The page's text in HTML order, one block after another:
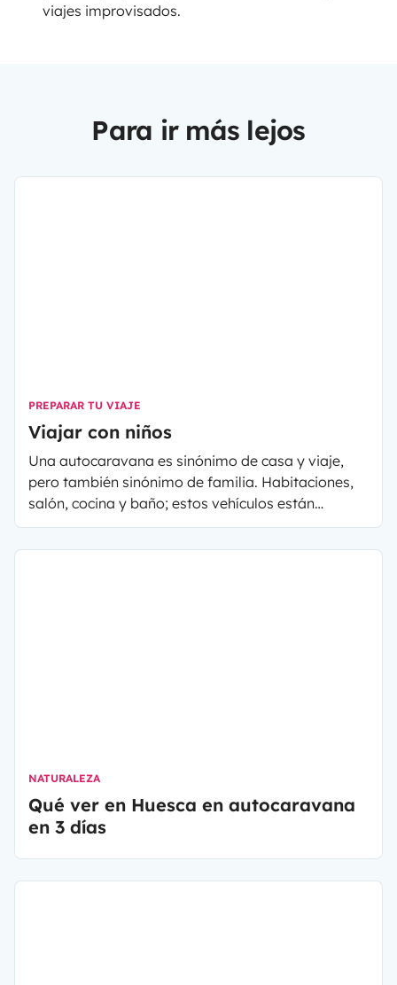
viajes improvisados.
Para ir más lejos
PREPARAR TU VIAJE
Viajar con niños
Una autocaravana es sinónimo de casa y viaje,
pero también sinónimo de familia. Habitaciones,
salón, cocina y baño; estos vehículos están
adaptados para alojar a padres e hijos durante
una experiencia diferente e inolvidable.
NATURALEZA
Qué ver en Huesca en autocaravana
en 3 días